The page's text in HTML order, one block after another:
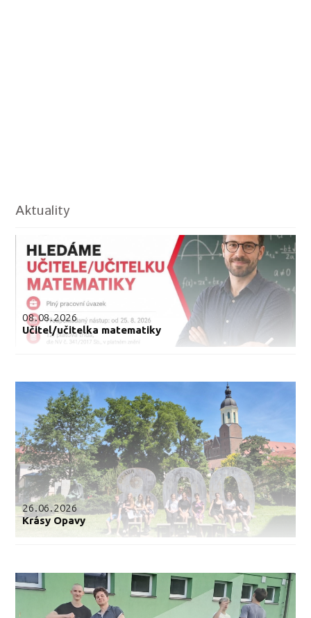
Aktuality
08.08.2026
Učitel/učitelka matematiky
26.06.2026
Krásy Opavy